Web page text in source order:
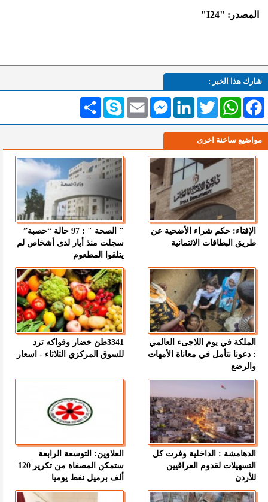
المصدر: "I24"
شارك هذا الخبر :
انشر Skype Email
MessengerLinkedInTwitterWhatsAppFacebook
مواضيع ساخنة اخرى
الإفتاء: حكم شراء الأضحية عن
طريق البطاقات الائتمانية
" الصحة " : 97 حالة “حصبة”
سجلت منذ أيار لدى أشخاص لم
يتلقوا المطعوم
الملكة في يوم اللاجىء العالمي
: دعونا نتأمل في معاناة الأمهات
والرضع
3341طن خضار وفواكه ترد
للسوق المركزي الثلاثاء - اسعار
الدهامشة : الداخلية وفرت كل
التسهيلات لقدوم العراقيين
للأردن
العلاوين: التوسعة الرابعة
ستمكن المصفاة من تكرير 120
ألف برميل نفط يوميا